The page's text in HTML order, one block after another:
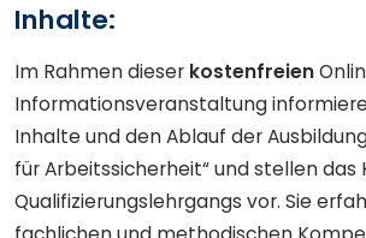
Inhalte:
Im Rahmen dieser kostenfreien
Informationsveranstaltung
Inhalte und den Ablauf der
für Arbeitssicherheit“ und stellen das
Qualifizierungslehrgangs vor. Sie